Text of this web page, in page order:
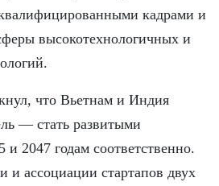
кадрами и
высокотехнологичных и
что Вьетнам и Индия
— стать развитыми
и 2047 годам соответственно.
и ассоциации стартапов двух